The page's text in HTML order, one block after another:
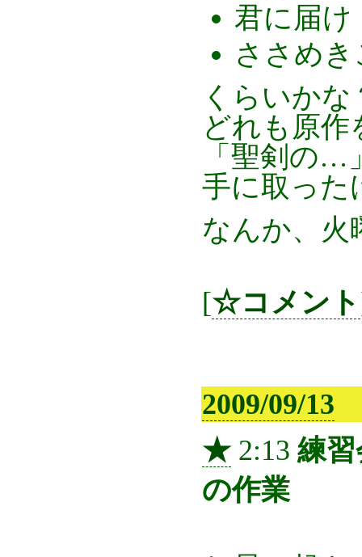
君に届
ささめ
くらいかな
どれも原
「聖剣の…
手に取った
なんか、火
[☆コメント
2009/09/13
★ 2:13 練
の作業